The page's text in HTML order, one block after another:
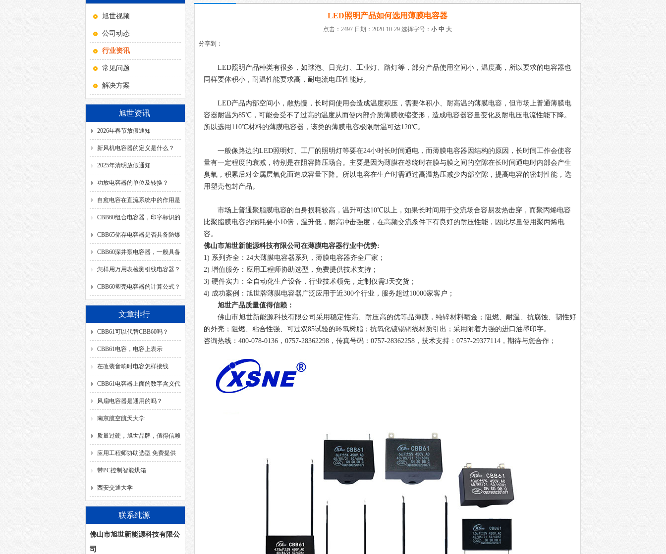
旭世视频
公司动态
行业资讯
常见问题
解决方案
旭世资讯
2026年春节放假通知
新风机电容器的定义是什么？
2025年清明放假通知
功放电容器的单位及转换？
自愈电容在直流系统中的作用是
什么？
CBB60组合电容器，印字标识的
SH、DB、C、40/85/21、
50/60HZ分别代表什么意思？
CBB65储存电容器是否具备防爆
功能？
CBB60深井泵电容器，一般具备
哪几种引出方式？
怎样用万用表检测引线电容器？
CBB60塑壳电容器的计算公式？
文章排行
CBB61可以代替CBB60吗？
CBB61电容，电容上表示
的“SH”代表什么含义？
在改装音响时电容怎样接线
CBB61电容器上面的数字含义代
表？
风扇电容器是通用的吗？
南京航空航天大学
质量过硬，旭世品牌，值得信赖
应用工程师协助选型 免费提供
解决方案
带PC控制智能烘箱
西安交通大学
联系纯源
佛山市旭世新能源科技有限公
司
LED照明产品如何选用薄膜电容器
点击：2497 日期：2020-10-29 选择字号： 小 中 大
分享到：
LED照明产品种类有很多，如球泡、日光灯、工业灯、路灯等，部分产品使用空间小，温度高，所以要求的电容器也
同样要体积小，耐温性能要求高，耐电流电压性能好。
LED产品内部空间小，散热慢，长时间使用会造成温度积压，需要体积小、耐高温的薄膜电容，但市场上普通薄膜电
容器耐温为85℃，可能会受不了过高的温度从而使内部介质薄膜收缩变形，造成电容器容量变化及耐电压电流性能下降。
所以选用 110℃材料的薄膜电容器，该类的薄膜电容极限耐温可达120℃。
一般像路边的LED照明灯、工厂的照明灯等要在24小时长时间通电，而薄膜电容器因结构的原因，长时间工作会使容
量有一定程度的衰减，特别是在阻容降压场合。主要是因为薄膜在卷绕时在膜与膜之间的空隙在长时间通电时内部会产生
臭氧，积累后对金属层氧化而造成容量下降。所以电容在生产时需通过高温热压减少内部空隙，提高电容的密封性能，选
用塑売包封产品。
市场上普通聚脂膜电容的自身损耗较高，温升可达10℃以上，如果长时间用于交流场合容易发热击穿，而聚丙烯电容
比聚脂膜电容的损耗要小10倍，温升低，耐高冲击强度，在高频交流条件下有良好的耐压性能，因此尽量使用聚丙烯电
容。
佛山市旭世新能源科技有限公司在薄膜电容器行业中优势:
1) 系列齐全： 24大薄膜电容器系列，薄膜电容器齐全厂家；
2) 增值服务：应用工程师协助选型，免费提供技术支持；
3) 硬件实力：全自动化生产设备，行业技术领先，定制仅需3天交货；
4) 成功案例： 旭世牌薄膜电容器广泛应用于近300个行业，服务超过10000家客户；
旭世产品质量值得信赖 ：
佛山市旭世新能源科技有限公司采用稳定性高、耐压高的优等品薄膜，纯锌材料喷金；阻燃、耐温、抗腐蚀、韧性好
的外壳；阻燃、粘合性强、可过双85试验的环氧树脂；抗氧化镀锡铜线材质引出；采用附着力强的进口油墨印字。
咨询热线： 400-078-0136 ， 0757-28362298 ，传真号码： 0757-28362258 ，技术支持： 0757-29377114 ，期待与您合作；